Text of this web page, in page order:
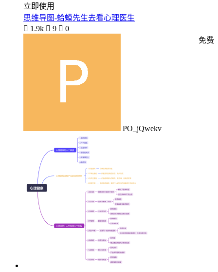
立即使用
思维导图-蛤蟆先生去看心理医生
 1.9k  9  0
PO_jQwekv
免费